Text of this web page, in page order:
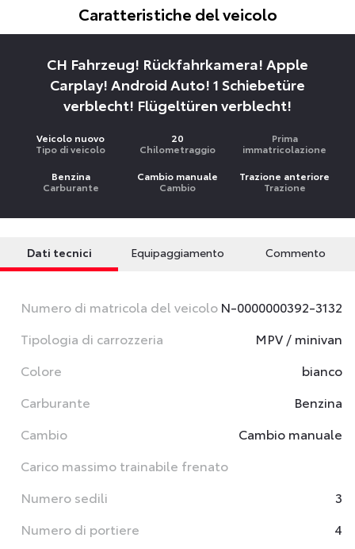
Caratteristiche del veicolo
CH Fahrzeug! Rückfahrkamera! Apple
Carplay! Android Auto! 1 Schiebetüre
verblecht! Flügeltüren verblecht!
Veicolo nuovo
Tipo di veicolo
20
Chilometraggio
Prima
immatricolazione
Benzina
Carburante
Cambio manuale
Cambio
Trazione anteriore
Trazione
Dati tecnici Equipaggiamento Commento
Numero di matricola del veicolo N-0000000392-3132
Tipologia di carrozzeria
MPV / minivan
Colore
bianco
Carburante
Benzina
Cambio
Cambio manuale
Carico massimo trainabile frenato
Numero sedili
3
Numero di portiere
4